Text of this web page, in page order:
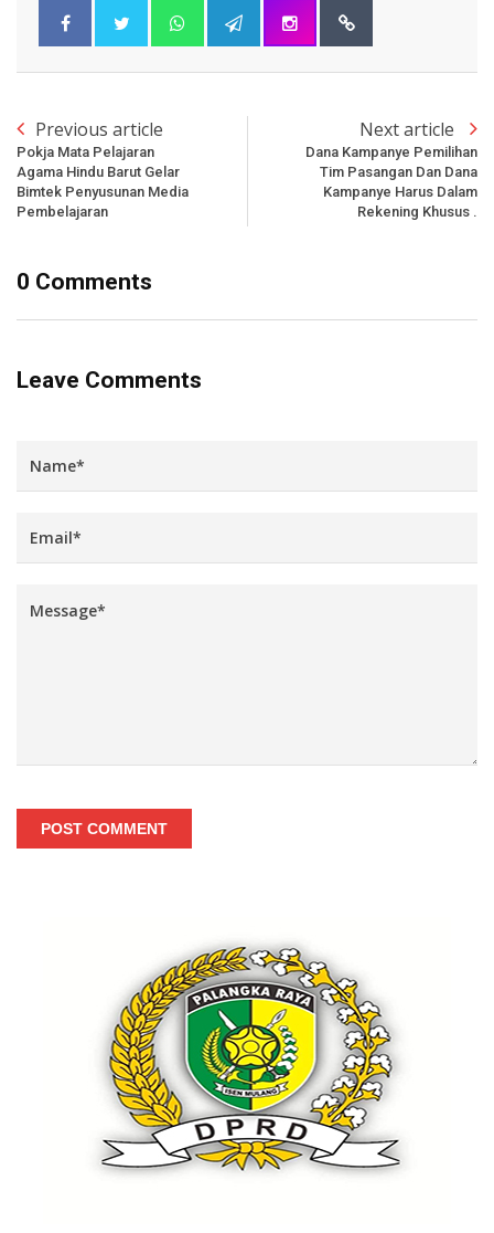
Previous article
Pokja Mata Pelajaran
Agama Hindu Barut Gelar
Bimtek Penyusunan Media
Pembelajaran
Next article
Dana Kampanye Pemilihan
Tim Pasangan Dan Dana
Kampanye Harus Dalam
Rekening Khusus .
0 Comments
Leave Comments
POST COMMENT